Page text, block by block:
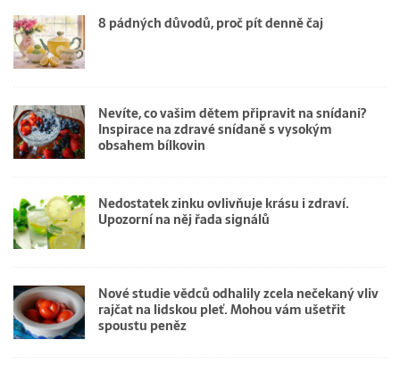
8 pádných důvodů, proč pít denně čaj
Nevíte, co vašim dětem připravit na snídani?
Inspirace na zdravé snídaně s vysokým
obsahem bílkovin
Nedostatek zinku ovlivňuje krásu i zdraví.
Upozorní na něj řada signálů
Nové studie vědců odhalily zcela nečekaný vliv
rajčat na lidskou pleť. Mohou vám ušetřit
spoustu peněz